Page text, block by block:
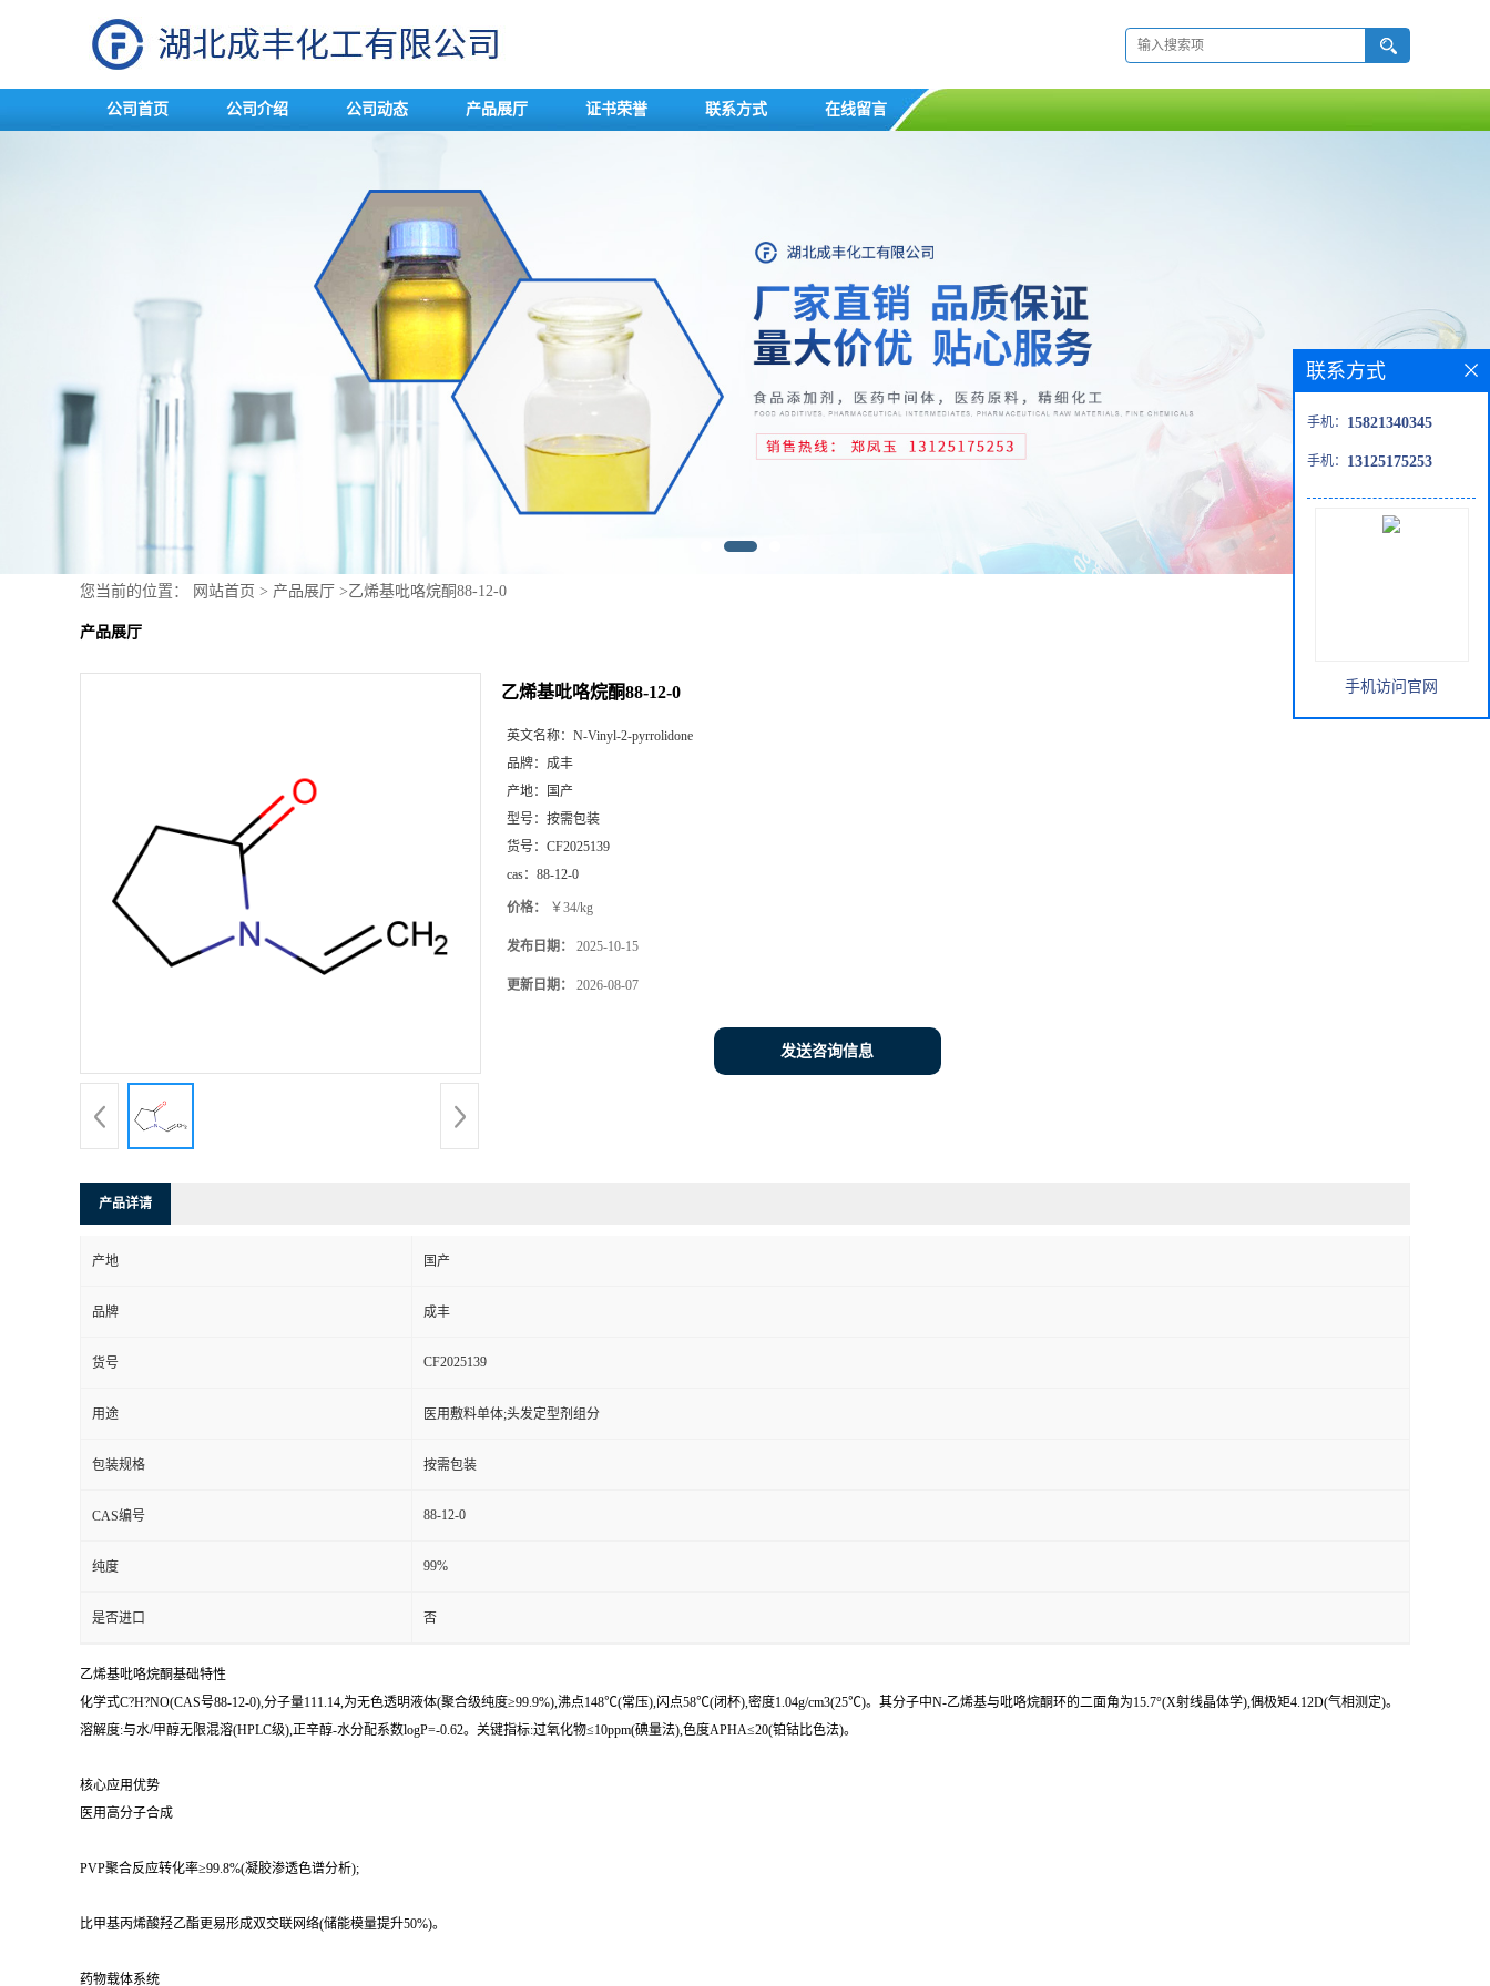
公司首页 公司介绍 公司动态 产品展厅 证书荣誉 联系方式 在线留言
您当前的位置： 网站首页 > 产品展厅 >乙烯基吡咯烷酮88-12-0
产品展厅
乙烯基吡咯烷酮88-12-0
英文名称： N-Vinyl-2-pyrrolidone
品牌： 成丰
产地：
国产
型号： 按需包装
货号： CF2025139
cas： 88-12-0
价格： ￥34/kg
发布日期： 2025-10-15
更新日期： 2026-08-07
发送咨询信息
产品详请
产地 国产
品牌 成丰
货号 CF2025139
用途 医用敷料单体;头发定型剂组分
包装规格 按需包装
CAS编号 88-12-0
纯度 99%
是否进口 否
乙烯基吡咯烷酮基础特性
化学式C?H?NO(CAS号88-12-0),分子量111.14,为无色透明液体(聚合级纯度≥99.9%),沸点148℃(常压),闪点58℃(闭杯),密度1.04g/cm3(25℃)。其分子中N-乙烯基与吡咯烷酮环的二面角为15.7°(X射线晶体学),偶极矩4.12D(气相测定)。
溶解度:与水/甲醇无限混溶(HPLC级),正辛醇-水分配系数logP=-0.62。关键指标:过氧化物≤10ppm(碘量法),色度APHA≤20(铂钴比色法)。
核心应用优势
医用高分子合成
PVP聚合反应转化率≥99.8%(凝胶渗透色谱分析);
比甲基丙烯酸羟乙酯更易形成双交联网络(储能模量提升50%)。
药物载体系统
联系方式
手机： 15821340345
手机： 13125175253
手机访问官网